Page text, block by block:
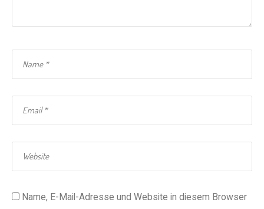
Name, E-Mail-Adresse und Website in diesem Browser